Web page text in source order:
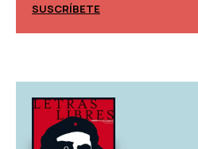
SUSCRÍBETE